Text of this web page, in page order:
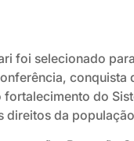
foi selecionado
conquista
do
direitos da